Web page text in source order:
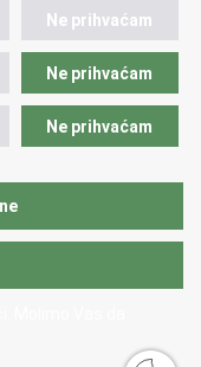
Ne prihvaćam
Ne prihvaćam
Ne prihvaćam